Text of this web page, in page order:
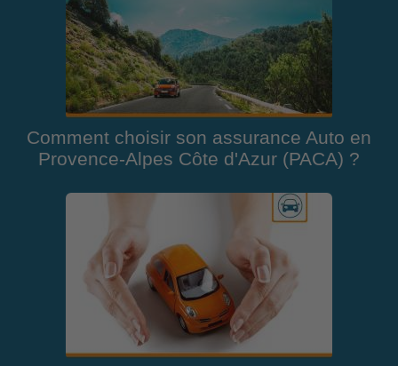
Comment choisir son assurance Auto en
Provence-Alpes Côte d'Azur (PACA) ?